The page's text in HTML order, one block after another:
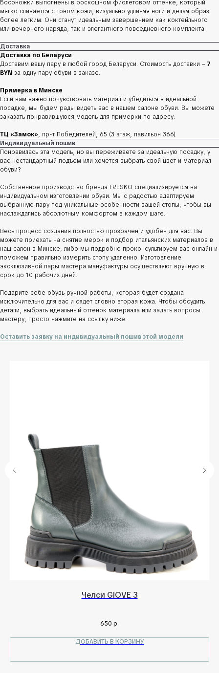
Босоножки выполнены в роскошном фиолетовом оттенке, который
мягко сливается с тоном кожи, визуально удлиняя ноги и делая образ
более легким. Они станут идеальным завершением как коктейльного
или вечернего наряда, так и элегантного повседневного комплекта.
Доставка
Доставка по Беларуси
Доставим вашу пару в любой город Беларуси. Стоимость доставки – 7
BYN за одну пару обуви в заказе.
Примерка в Минске
Если вам важно почувствовать материал и убедиться в идеальной
посадке, мы будем рады видеть вас в нашем салоне обуви. Вы можете
заказать понравившуюся модель для примерки по адресу:
ТЦ «Замок», пр-т Победителей, 65 (3 этаж, павильон 366).
Индивидуальный пошив
Понравилась эта модель, но вы переживаете за идеальную посадку, у
вас нестандартный подъем или хочется выбрать свой цвет и материал
обуви?
Собственное производство бренда FRESKO специализируется на
индивидуальном изготовлении обуви. Мы с радостью адаптируем
выбранную пару под уникальные особенности вашей стопы, чтобы вы
наслаждались абсолютным комфортом в каждом шаге.
Весь процесс создания полностью прозрачен и удобен для вас. Вы
можете приехать на снятие мерок и подбор итальянских материалов в
наш салон в Минске, либо мы подробно проконсультируем вас онлайн и
поможем правильно измерить стопу удаленно. Изготовление
эксклюзивной пары мастера мануфактуры осуществляют вручную в
срок до 10 рабочих дней.
Подарите себе обувь ручной работы, которая будет создана
исключительно для вас и сядет словно вторая кожа. Чтобы обсудить
детали, выбрать идеальный оттенок материала или задать вопросы
мастеру, просто нажмите на ссылку ниже.
Оставить заявку на индивидуальный пошив этой модели
Челси GIOVE 3
650 р.
ДОБАВИТЬ В КОРЗИНУ